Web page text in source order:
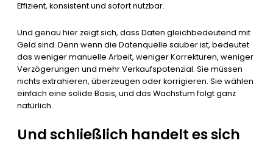
Effizient, konsistent und sofort nutzbar.
Und genau hier zeigt sich, dass Daten gleichbedeutend mit
Geld sind. Denn wenn die Datenquelle sauber ist, bedeutet
das weniger manuelle Arbeit, weniger Korrekturen, weniger
Verzögerungen und mehr Verkaufspotenzial. Sie müssen
nichts extrahieren, überzeugen oder korrigieren. Sie wählen
einfach eine solide Basis, und das Wachstum folgt ganz
natürlich.
Und schließlich handelt es sich